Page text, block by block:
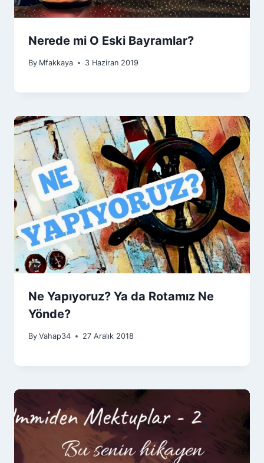
Nerede mi O Eski Bayramlar?
By Mfakkaya 3 Haziran 2019
Ne Yapıyoruz? Ya da Rotamız Ne
Yönde?
By Vahap34 27 Aralık 2018